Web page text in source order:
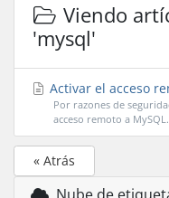
Viendo
'mysql'
Activar el acceso
Por razones de
acceso remoto a
« Atrás